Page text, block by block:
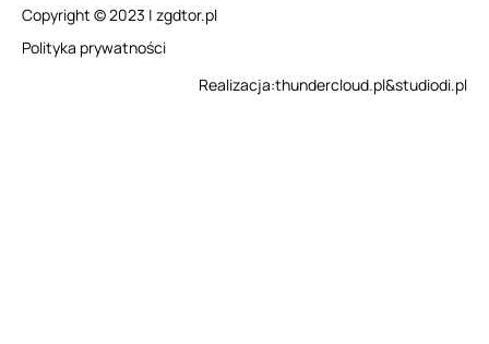
Copyright © 2023 | zgdtor.pl
Polityka prywatności
studiodi.pl
&
thundercloud.pl
Realizacja: